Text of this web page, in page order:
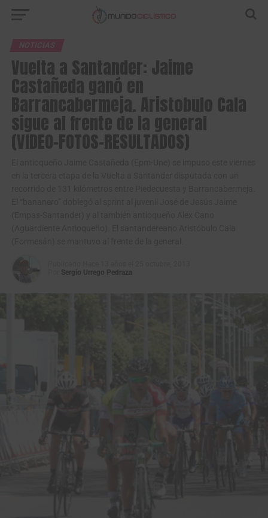
NOTICIAS
Vuelta a Santander: Jaime
Castañeda ganó en
Barrancabermeja. Aristobulo Cala
sigue al frente de la general
(VIDEO-FOTOS-RESULTADOS)
Sergio Urrego Pedraza